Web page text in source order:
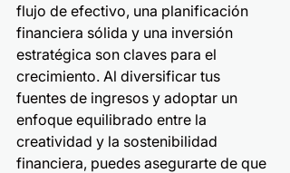
flujo de efectivo, una planificación
financiera sólida y una inversión
estratégica son claves para el
crecimiento. Al diversificar tus
fuentes de ingresos y adoptar un
enfoque equilibrado entre la
creatividad y la sostenibilidad
financiera, puedes asegurarte de que